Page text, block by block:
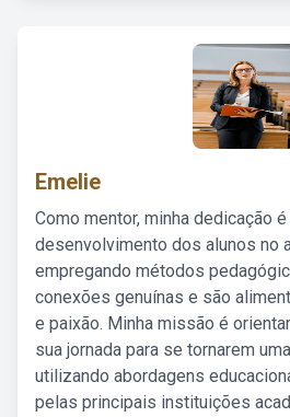
Emelie
Como mentor, minha dedicação
desenvolvimento dos alunos no
empregando métodos
conexões genuínas e são
e paixão. Minha missão é
sua jornada para se tornarem
utilizando abordagens
pelas principais instituições